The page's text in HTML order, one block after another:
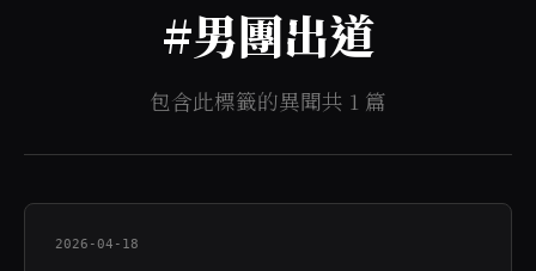
#男團出道
包含此標籤的異聞共 1 篇
2026-04-18